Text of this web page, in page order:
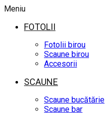
Meniu
FOTOLII
Fotolii birou
Scaune birou
Accesorii
SCAUNE
Scaune bucătărie
Scaune bar